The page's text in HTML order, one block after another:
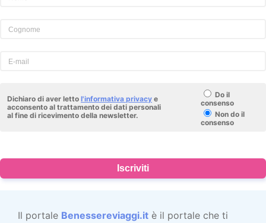
Dichiaro di aver letto l'informativa privacy e
acconsento al trattamento dei dati personali
al fine di ricevimento della newsletter.
Do il
consenso
Non do il
consenso
Iscriviti
Il portale Benessereviaggi.it è il portale che ti